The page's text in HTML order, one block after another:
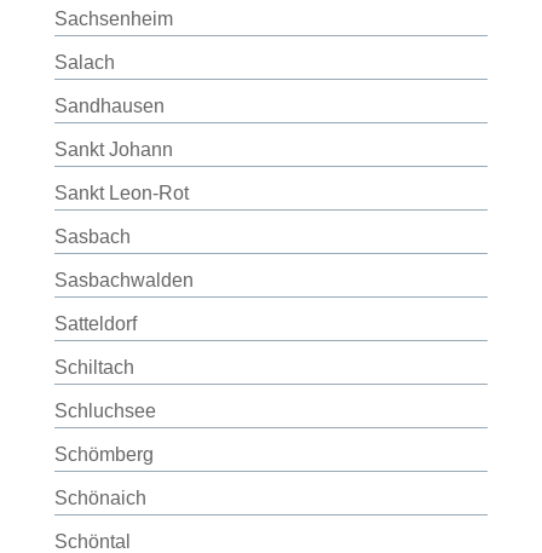
Sachsenheim
Salach
Sandhausen
Sankt Johann
Sankt Leon-Rot
Sasbach
Sasbachwalden
Satteldorf
Schiltach
Schluchsee
Schömberg
Schönaich
Schöntal